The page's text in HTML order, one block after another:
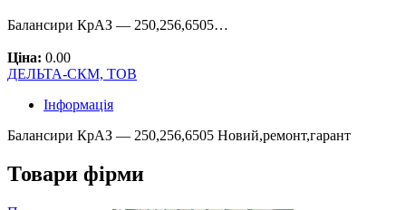
Балансири КрАЗ — 250,256,6505…
Ціна: 0.00
ДЕЛЬТА-СКМ, ТОВ
Інформація
Балансири КрАЗ — 250,256,6505 Новий,ремонт,гарант
Товари фірми